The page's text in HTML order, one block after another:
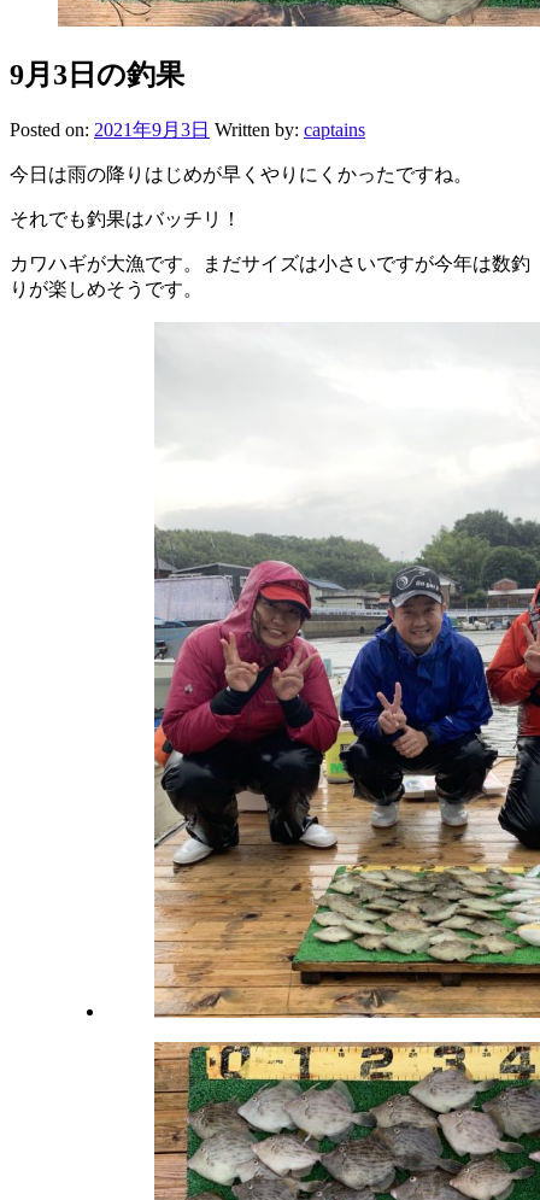
9月3日の釣果
Posted on: 2021年9月3日 Written by: captains
今日は雨の降りはじめが早くやりにくかったですね。
それでも釣果はバッチリ！
カワハギが大漁です。まだサイズは小さいですが今年は数釣
りが楽しめそうです。